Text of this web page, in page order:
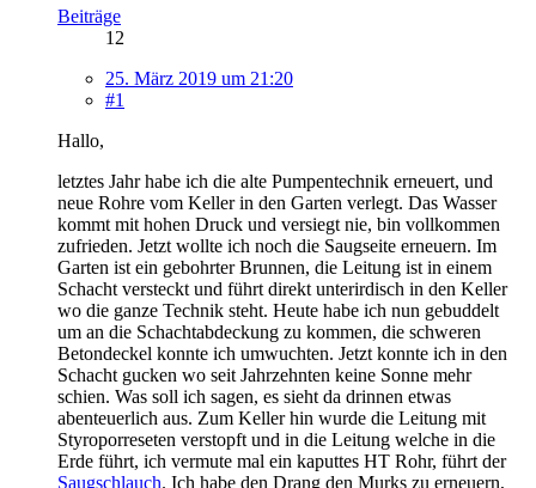
Beiträge
12
25. März 2019 um 21:20
#1
Hallo,
letztes Jahr habe ich die alte Pumpentechnik erneuert, und
neue Rohre vom Keller in den Garten verlegt. Das Wasser
kommt mit hohen Druck und versiegt nie, bin vollkommen
zufrieden. Jetzt wollte ich noch die Saugseite erneuern. Im
Garten ist ein gebohrter Brunnen, die Leitung ist in einem
Schacht versteckt und führt direkt unterirdisch in den Keller
wo die ganze Technik steht. Heute habe ich nun gebuddelt
um an die Schachtabdeckung zu kommen, die schweren
Betondeckel konnte ich umwuchten. Jetzt konnte ich in den
Schacht gucken wo seit Jahrzehnten keine Sonne mehr
schien. Was soll ich sagen, es sieht da drinnen etwas
abenteuerlich aus. Zum Keller hin wurde die Leitung mit
Styroporreseten verstopft und in die Leitung welche in die
Erde führt, ich vermute mal ein kaputtes HT Rohr, führt der
Saugschlauch. Ich habe den Drang den Murks zu erneuern,